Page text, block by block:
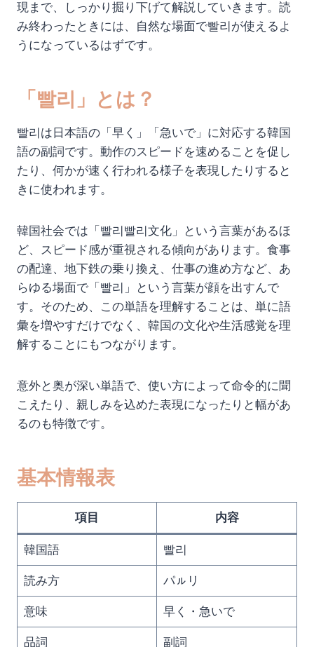
現まで、しっかり掘り下げて解説していきます。読
み終わったときには、自然な場面で빨리が使えるよ
うになっているはずです。
「빨리」とは？
빨리は日本語の「早く」「急いで」に対応する韓国
語の副詞です。動作のスピードを速めることを促し
たり、何かが速く行われる様子を表現したりすると
きに使われます。
韓国社会では「빨리빨리文化」という言葉があるほ
ど、スピード感が重視される傾向があります。食事
の配達、地下鉄の乗り換え、仕事の進め方など、あ
らゆる場面で「빨리」という言葉が顔を出すんで
す。そのため、この単語を理解することは、単に語
彙を増やすだけでなく、韓国の文化や生活感覚を理
解することにもつながります。
意外と奥が深い単語で、使い方によって命令的に聞
こえたり、親しみを込めた表現になったりと幅があ
るのも特徴です。
基本情報表
項目 内容
韓国語 빨리
読み方 パㇽリ
意味 早く・急いで
品詞 副詞